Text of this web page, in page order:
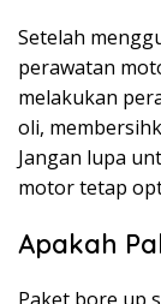
Setelah
perawatan
melakukan
oli,
Jangan lupa
motor tetap
Apakah
Paket bore up